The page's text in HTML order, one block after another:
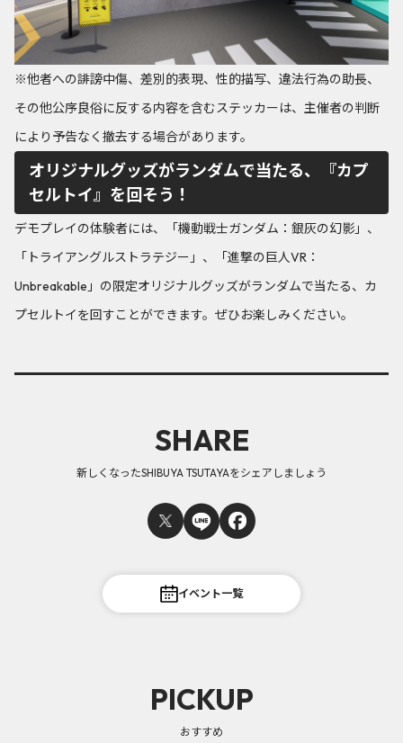
※他者への誹謗中傷、差別的表現、性的描写、違法行為の助長、
その他公序良俗に反する内容を含むステッカーは、主催者の判断
により予告なく撤去する場合があります。
オリジナルグッズがランダムで当たる、『カプ
セルトイ』を回そう！
デモプレイの体験者には、「機動戦士ガンダム：銀灰の幻影」、
「トライアングルストラテジー」、「進撃の巨人VR：
Unbreakable」の限定オリジナルグッズがランダムで当たる、カ
プセルトイを回すことができます。ぜひお楽しみください。
SHARE
新しくなったSHIBUYA TSUTAYAをシェアしましょう
イベント一覧
PICKUP
おすすめ